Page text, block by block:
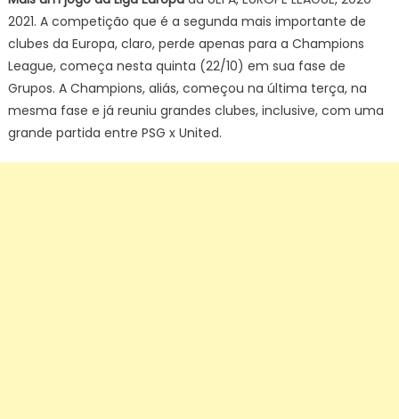
2021. A competição que é a segunda mais importante de
clubes da Europa, claro, perde apenas para a Champions
League, começa nesta quinta (22/10) em sua fase de
Grupos. A Champions, aliás, começou na última terça, na
mesma fase e já reuniu grandes clubes, inclusive, com uma
grande partida entre PSG x United.